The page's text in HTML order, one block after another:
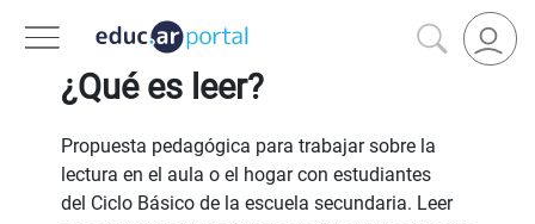
VOLVER A FILTROS
¿Qué es leer?
Propuesta pedagógica para trabajar sobre la
lectura en el aula o el hogar con estudiantes
del Ciclo Básico de la escuela secundaria. Leer